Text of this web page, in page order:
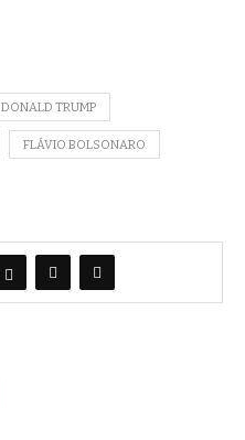
DONALD TRUMP
FLÁVIO BOLSONARO